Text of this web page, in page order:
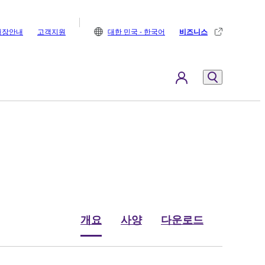
장안내 고객지원 대한 민국 - 한국어 비즈니스
개요 사양 다운로드